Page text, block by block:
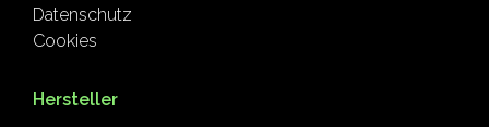
Datenschutz
Cookies
Hersteller